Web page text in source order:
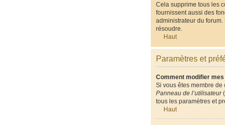
Cela supprime tous les
fournissent aussi des
administrateur du
résoudre.
Haut
Paramètres et
Comment modifier
Si vous êtes membre de
Panneau de l’utilisateur
tous les paramètres et
Haut